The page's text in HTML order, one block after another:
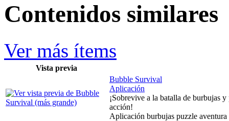
Contenidos similares
Ver más ítems
Vista previa
Bubble Survival
Aplicación
¡Sobrevive a la batalla de burbujas
acción!
Aplicación burbujas puzzle aventura